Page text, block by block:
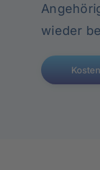
wieder